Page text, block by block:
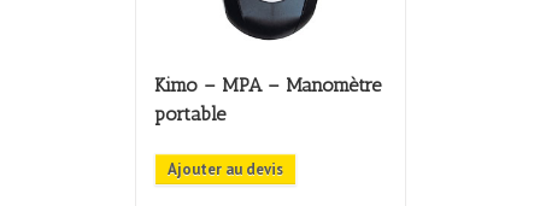
Kimo – MPA – Manomètre
portable
Ajouter au devis